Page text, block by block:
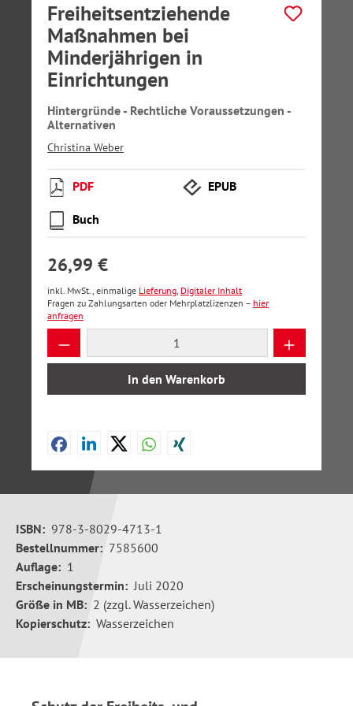
Freiheitsentziehende
Maßnahmen bei
Minderjährigen in
Einrichtungen
Hintergründe - Rechtliche Voraussetzungen -
Alternativen
Christina Weber
PDF EPUB
Buch
26,99 €
inkl. MwSt., einmalige Lieferung, Digitaler Inhalt
Fragen zu Zahlungsarten oder Mehrplatzlizenzen – hier
anfragen
Produkt Anzahl: Gib den gewünschten
In den Warenkorb
ISBN: 978-3-8029-4713-1
Bestellnummer: 7585600
Auflage: 1
Erscheinungstermin: Juli 2020
Größe in MB: 2 (zzgl. Wasserzeichen)
Kopierschutz: Wasserzeichen